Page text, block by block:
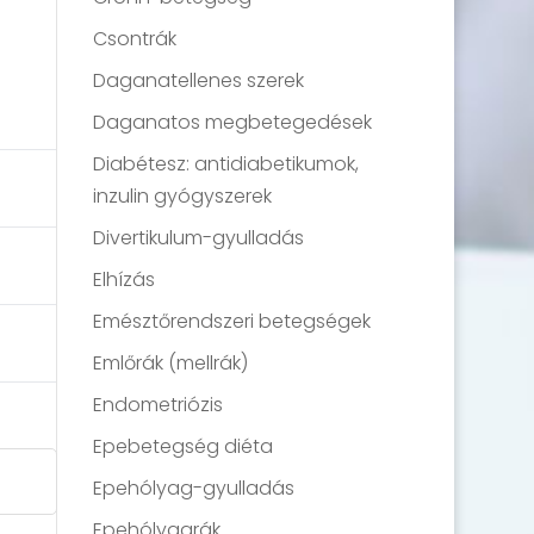
Csontrák
Daganatellenes szerek
Daganatos megbetegedések
Diabétesz: antidiabetikumok,
inzulin gyógyszerek
Divertikulum-gyulladás
Elhízás
Emésztőrendszeri betegségek
Emlőrák (mellrák)
Endometriózis
Epebetegség diéta
Epehólyag-gyulladás